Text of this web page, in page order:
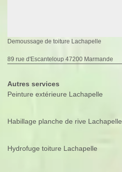
Demoussage de toiture Lachapelle
89 rue d'Escanteloup 47200 Marmande
Autres services
Peinture extérieure Lachapelle
Habillage planche de rive Lachapelle
Hydrofuge toiture Lachapelle